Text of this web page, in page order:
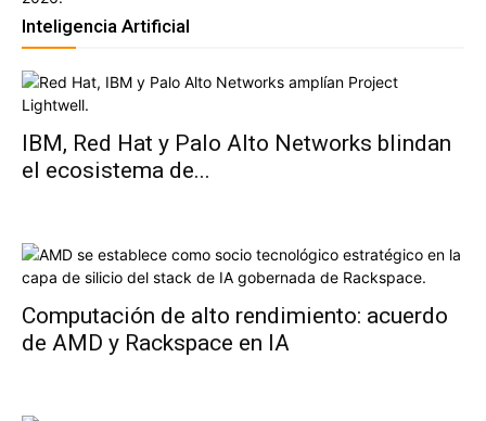
Inteligencia Artificial
IBM, Red Hat y Palo Alto Networks blindan
el ecosistema de...
Computación de alto rendimiento: acuerdo
de AMD y Rackspace en IA